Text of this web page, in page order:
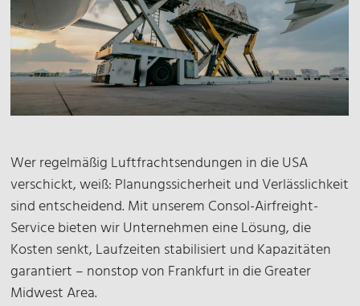
Wer regelmäßig Luftfrachtsendungen in die USA
verschickt, weiß: Planungssicherheit und Verlässlichkeit
sind entscheidend. Mit unserem Consol-Airfreight-
Service bieten wir Unternehmen eine Lösung, die
Kosten senkt, Laufzeiten stabilisiert und Kapazitäten
garantiert – nonstop von Frankfurt in die Greater
Midwest Area.